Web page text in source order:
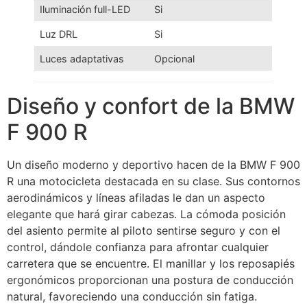
Iluminación full-LED Si
Luz DRL Si
Luces adaptativas Opcional
Diseño y confort de la BMW
F 900 R
Un diseño moderno y deportivo hacen de la BMW F 900
R una motocicleta destacada en su clase. Sus contornos
aerodinámicos y líneas afiladas le dan un aspecto
elegante que hará girar cabezas. La cómoda posición
del asiento permite al piloto sentirse seguro y con el
control, dándole confianza para afrontar cualquier
carretera que se encuentre. El manillar y los reposapiés
ergonómicos proporcionan una postura de conducción
natural, favoreciendo una conducción sin fatiga.